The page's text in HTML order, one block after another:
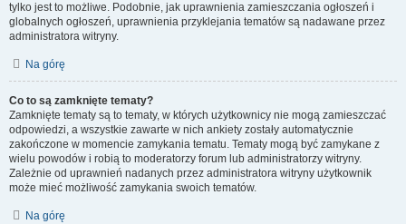
tylko jest to możliwe. Podobnie, jak uprawnienia zamieszczania ogłoszeń i
globalnych ogłoszeń, uprawnienia przyklejania tematów są nadawane przez
administratora witryny.
Na górę
Co to są zamknięte tematy?
Zamknięte tematy są to tematy, w których użytkownicy nie mogą zamieszczać
odpowiedzi, a wszystkie zawarte w nich ankiety zostały automatycznie
zakończone w momencie zamykania tematu. Tematy mogą być zamykane z
wielu powodów i robią to moderatorzy forum lub administratorzy witryny.
Zależnie od uprawnień nadanych przez administratora witryny użytkownik
może mieć możliwość zamykania swoich tematów.
Na górę